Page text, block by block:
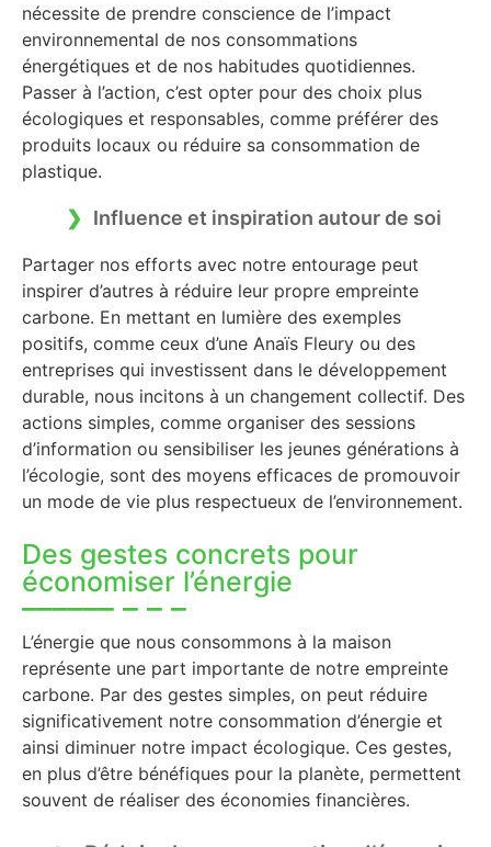
nécessite de prendre conscience de l’impact
environnemental de nos consommations
énergétiques et de nos habitudes quotidiennes.
Passer à l’action, c’est opter pour des choix plus
écologiques et responsables, comme préférer des
produits locaux ou réduire sa consommation de
plastique.
Influence et inspiration autour de soi
Partager nos efforts avec notre entourage peut
inspirer d’autres à réduire leur propre empreinte
carbone. En mettant en lumière des exemples
positifs, comme ceux d’une Anaïs Fleury ou des
entreprises qui investissent dans le développement
durable, nous incitons à un changement collectif. Des
actions simples, comme organiser des sessions
d’information ou sensibiliser les jeunes générations à
l’écologie, sont des moyens efficaces de promouvoir
un mode de vie plus respectueux de l’environnement.
Des gestes concrets pour
économiser l’énergie
L’énergie que nous consommons à la maison
représente une part importante de notre empreinte
carbone. Par des gestes simples, on peut réduire
significativement notre consommation d’énergie et
ainsi diminuer notre impact écologique. Ces gestes,
en plus d’être bénéfiques pour la planète, permettent
souvent de réaliser des économies financières.